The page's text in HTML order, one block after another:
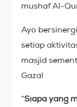
mushaf Al-
Ayo
setiap
masjid
Gaza!
“Siapa yang